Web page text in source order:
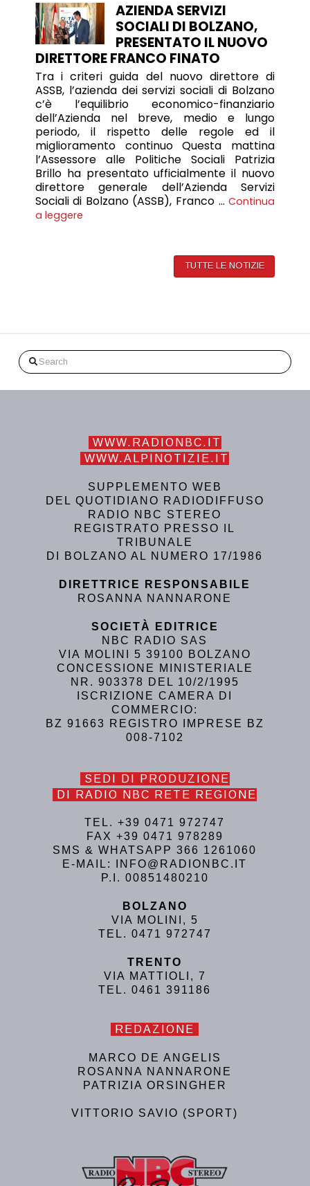
AZIENDA SERVIZI
SOCIALI DI BOLZANO,
PRESENTATO IL NUOVO
DIRETTORE FRANCO FINATO
Tra i criteri guida del nuovo direttore di
ASSB, l’azienda dei servizi sociali di Bolzano
c’è l’equilibrio economico-finanziario
dell’Azienda nel breve, medio e lungo
periodo, il rispetto delle regole ed il
miglioramento continuo Questa mattina
l’Assessore alle Politiche Sociali Patrizia
Brillo ha presentato ufficialmente il nuovo
direttore generale dell’Azienda Servizi
Sociali di Bolzano (ASSB), Franco …Continua
a leggere
TUTTE LE NOTIZIE
Search
WWW.RADIONBC.IT
WWW.ALPINOTIZIE.IT
SUPPLEMENTO WEB
DEL QUOTIDIANO RADIODIFFUSO
RADIO NBC STEREO
REGISTRATO PRESSO IL
TRIBUNALE
DI BOLZANO AL NUMERO 17/1986
DIRETTRICE RESPONSABILE
ROSANNA NANNARONE
SOCIETÀ EDITRICE
NBC RADIO SAS
VIA MOLINI 5 39100 BOLZANO
CONCESSIONE MINISTERIALE
NR. 903378 DEL 10/2/1995
ISCRIZIONE CAMERA DI
COMMERCIO:
BZ 91663 REGISTRO IMPRESE BZ
008-7102
SEDI DI PRODUZIONE
DI RADIO NBC RETE REGIONE
TEL. +39 0471 972747
FAX +39 0471 978289
SMS & WHATSAPP 366 1261060
E-MAIL: INFO@RADIONBC.IT
P.I. 00851480210
BOLZANO
VIA MOLINI, 5
TEL. 0471 972747
TRENTO
VIA MATTIOLI, 7
TEL. 0461 391186
REDAZIONE
MARCO DE ANGELIS
ROSANNA NANNARONE
PATRIZIA ORSINGHER
VITTORIO SAVIO (SPORT)